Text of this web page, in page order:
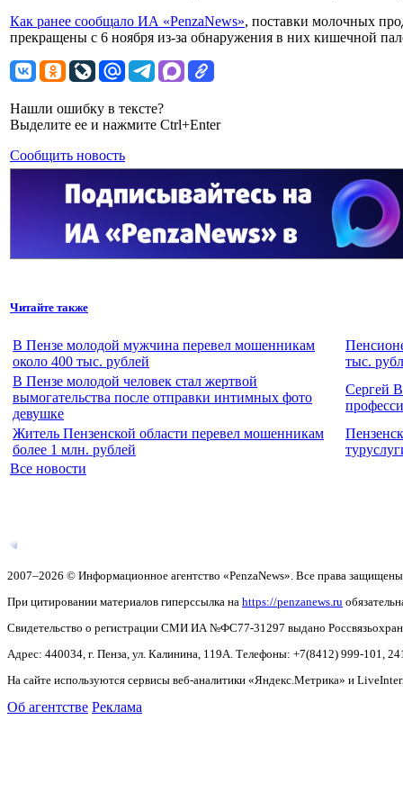
Как ранее сообщало ИА «PenzaNews», поставки молочных
прекращены с 6 ноября из-за обнаружения в них кишечной
Нашли ошибку в тексте?
Выделите ее и нажмите Ctrl+Enter
Сообщить новость
Читайте также
В Пензе молодой мужчина перевел мошенникам
около 400 тыс. рублей
тыс.
В Пензе молодой человек стал жертвой
вымогательства после отправки интимных фото
девушке
Сергей
Житель Пензенской области перевел мошенникам
более 1 млн. рублей
Все новости
2007–2026 © Информационное агентство «PenzaNews». Все права
При цитировании материалов гиперссылка на https://penzanews.ru
Свидетельство о регистрации СМИ ИА №ФС77-31297 выдано
Адрес: 440034, г. Пенза, ул. Калинина, 119А. Телефоны: +7(8412) 999-101,
На сайте используются сервисы веб-аналитики «Яндекс.Метрика» и
Об агентстве Реклама